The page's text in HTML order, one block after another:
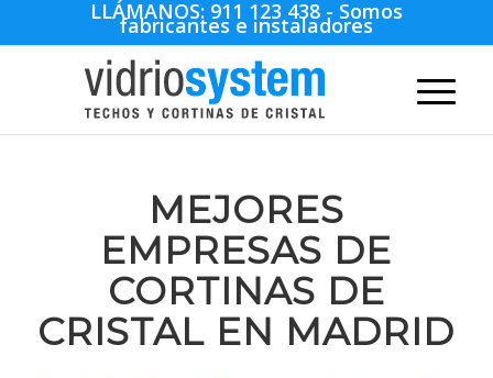
LLÁMANOS: 911 123 438 - Somos
fabricantes e instaladores
MEJORES
EMPRESAS DE
CORTINAS DE
CRISTAL EN MADRID